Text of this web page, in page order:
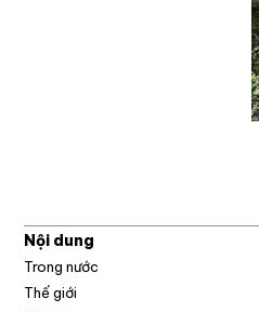
Nội dung
Trong nước
Thế giới